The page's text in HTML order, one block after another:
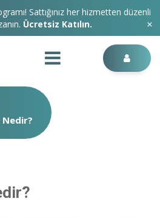
Sattığınız her hizmetten düzenli
Ücretsiz Katılın.
Nedir?